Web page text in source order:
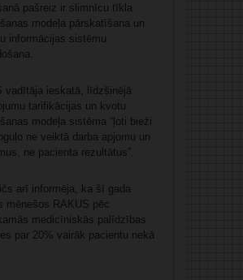
pašreiz ir slimnīcu tīkla
modeļa pārskatīšana un
informācijas sistēmu
vadītāja ieskatā, līdzšinējā
tarifikācijas un kvotu
modeļa sistēma “ļoti bieži
ne veiktā darba apjomu un
ne pacienta rezultātus”.
arī informēja, ka šī gada
mēnešos RAKUS pēc
medicīniskās palīdzības
par 20% vairāk pacientu nekā